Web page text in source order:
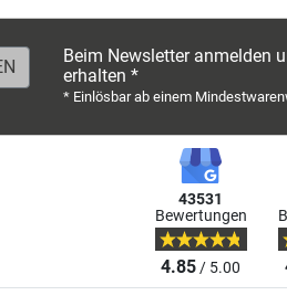
Beim Newsletter anmelden
erhalten *
* Einlösbar ab einem
43531
Bewertungen
4.85/ 5.00